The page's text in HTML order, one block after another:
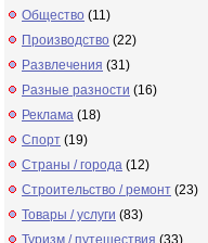
Общество (11)
Производство (22)
Развлечения (31)
Разные разности (16)
Реклама (18)
Спорт (19)
Страны / города (12)
Строительство / ремонт (23)
Товары / услуги (83)
Туризм / путешествия (33)